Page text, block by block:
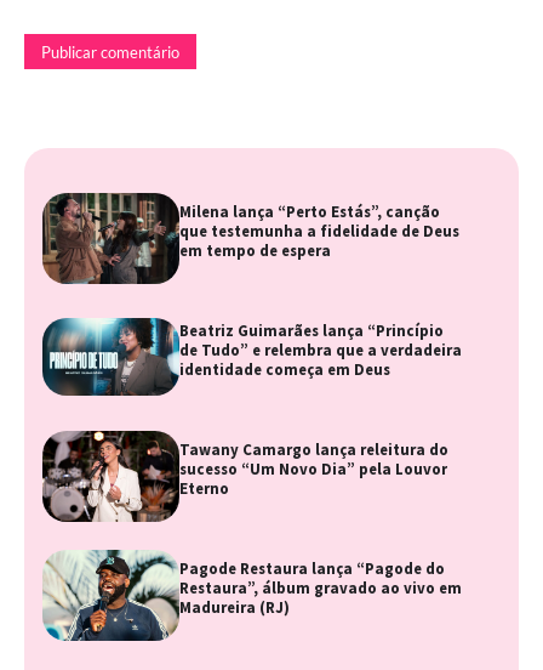
Milena lança “Perto Estás”, canção
que testemunha a fidelidade de Deus
em tempo de espera
Beatriz Guimarães lança “Princípio
de Tudo” e relembra que a verdadeira
identidade começa em Deus
Tawany Camargo lança releitura do
sucesso “Um Novo Dia” pela Louvor
Eterno
Pagode Restaura lança “Pagode do
Restaura”, álbum gravado ao vivo em
Madureira (RJ)